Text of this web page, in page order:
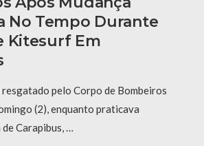
No Tempo Durante
Kitesurf Em
pelo Corpo de Bombeiros
(2), enquanto praticava
Carapibus, …